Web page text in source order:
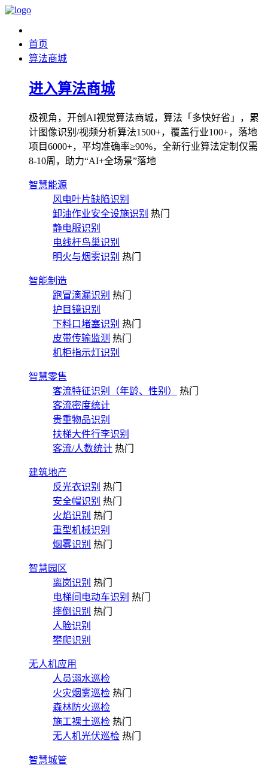
首页
算法商城
进入算法商城
极视角，开创AI视觉算法商城，算法「多快好省」，累
计图像识别/视频分析算法1500+，覆盖行业100+，落地
项目6000+，平均准确率≥90%，全新行业算法定制仅需
8-10周，助力“AI+全场景”落地
智慧能源
风电叶片缺陷识别
卸油作业安全设施识别 热门
静电服识别
电线杆鸟巢识别
明火与烟雾识别 热门
智能制造
跑冒滴漏识别 热门
护目镜识别
下料口堵塞识别 热门
皮带传输监测 热门
机柜指示灯识别
智慧零售
客流特征识别（年龄、性别）
热门
客流密度统计
贵重物品识别
扶梯大件行李识别
客流/人数统计 热门
建筑地产
反光衣识别 热门
安全帽识别 热门
火焰识别 热门
重型机械识别
烟雾识别 热门
智慧园区
离岗识别 热门
电梯间电动车识别 热门
摔倒识别 热门
人脸识别
攀爬识别
无人机应用
人员溺水巡检
火灾烟雾巡检 热门
森林防火巡检
施工裸土巡检 热门
无人机光伏巡检 热门
智慧城管